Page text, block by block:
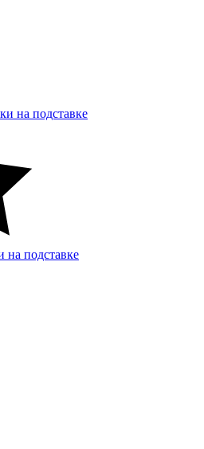
на подставке